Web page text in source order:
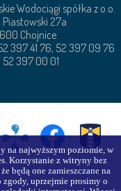
Wodociągi spółka z o.o.
Piastowski 27a
Chojnice
397 41 76, 52 397 09 76
52 397 00 01
|Bezpieczny kanał
na najwyższym poziomie, w
Korzystanie z witryny bez
będą one zamieszczane na
zgody, uprzejmie prosimy o